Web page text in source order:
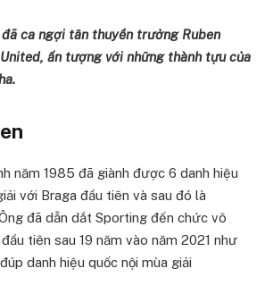
đã ca ngợi tân thuyền trưởng Ruben
ấn tượng với những thành tựu của
năm 1985 đã giành được 6 danh hiệu
với Braga đầu tiên và sau đó là
đã dẫn dắt Sporting đến chức vô
tiên sau 19 năm vào năm 2021 như
danh hiệu quốc nội mùa giải